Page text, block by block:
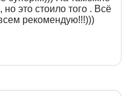
это стоило того . Всё
рекомендую!!!)))